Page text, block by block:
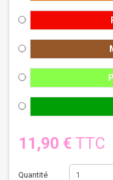
11,90 € TTC
Quantité